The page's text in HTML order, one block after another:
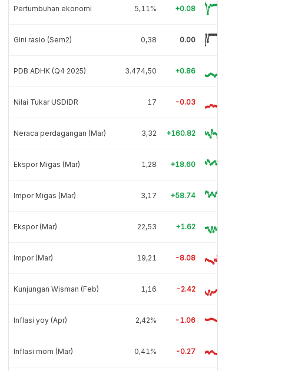
Pertumbuhan ekonomi 5,11% +0.08
Gini rasio (Sem2) 0,38 0.00
PDB ADHK (Q4 2025) 3.474,50 +0.86
Nilai Tukar USDIDR 17 -0.03
Neraca perdagangan (Mar) 3,32 +160.82
Ekspor Migas (Mar) 1,28 +18.60
Impor Migas (Mar) 3,17 +58.74
Ekspor (Mar) 22,53 +1.62
Impor (Mar) 19,21 -8.08
Kunjungan Wisman (Feb) 1,16 -2.42
Inflasi yoy (Apr) 2,42% -1.06
Inflasi mom (Mar) 0,41% -0.27